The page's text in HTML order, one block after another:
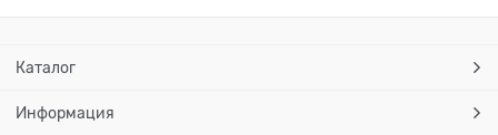
Каталог
Информация